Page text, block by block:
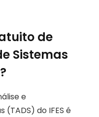
de
Sistemas
e
(TADS) do IFES é